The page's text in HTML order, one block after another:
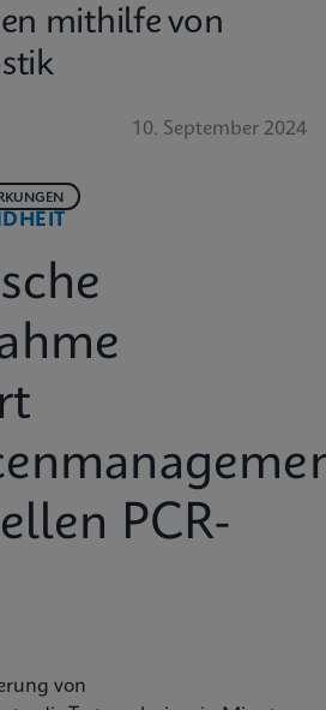
mithilfe von
10. September 2024
PCR-
von